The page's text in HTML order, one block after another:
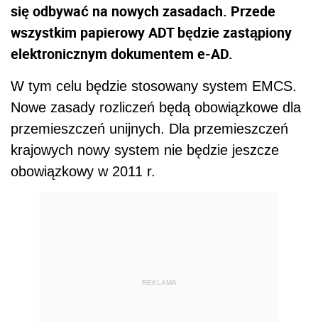
się odbywać na nowych zasadach. Przede
wszystkim papierowy ADT będzie zastąpiony
elektronicznym dokumentem e-AD.
W tym celu będzie stosowany system EMCS.
Nowe zasady rozliczeń będą obowiązkowe dla
przemieszczeń unijnych. Dla przemieszczeń
krajowych nowy system nie będzie jeszcze
obowiązkowy w 2011 r.
REKLAMA